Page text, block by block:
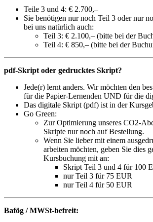
Teile 3 und 4: € 2.700,–
Sie benötigen nur noch Teil 3 oder nur
bei uns natürlich auch:
Teil 3: € 2.100,– (bitte bei der
Teil 4: € 850,– (bitte bei der
pdf-Skript oder gedrucktes Skript?
Jede(r) lernt anders. Wir möchten den
für die Papier-Lernenden UND für die
Das digitale Skript (pdf) ist in der
Go Green:
Zur Optimierung unseres CO2-
Skripte nur noch auf Bestellung.
Wenn Sie lieber mit einem
arbeiten möchten, geben Sie dies
Kursbuchung mit an:
Skript Teil 3 und 4 für 100
nur Teil 3 für 75 EUR
nur Teil 4 für 50 EUR
Bafög / MWSt-befreit: